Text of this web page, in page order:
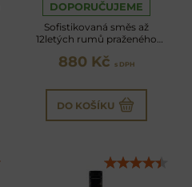
DOPORUČUJEME
Sofistikovaná směs až
12letých rumů praženého
dubu
880 Kč s DPH
DO KOŠÍKU